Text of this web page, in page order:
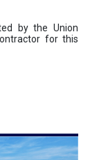
by the Union
for this